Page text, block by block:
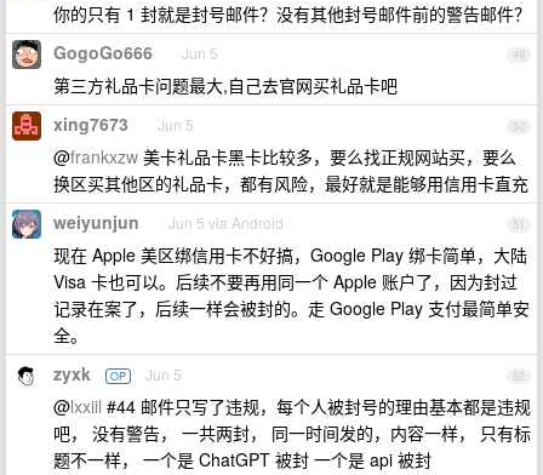
你的只有 1 封就是封号邮件？没有其他封号邮件前的警告邮件？
49
GogoGo666 Jun 5
第三方礼品卡问题最大,自己去官网买礼品卡吧
50
xing7673 Jun 5
@frankxzw 美卡礼品卡黑卡比较多，要么找正规网站买，要么
换区买其他区的礼品卡，都有风险，最好就是能够用信用卡直充
51
weiyunjun Jun 5 via Android
现在 Apple 美区绑信用卡不好搞，Google Play 绑卡简单，大陆
Visa 卡也可以。后续不要再用同一个 Apple 账户了，因为封过
记录在案了，后续一样会被封的。走 Google Play 支付最简单安
全。
52
zyxk OP Jun 5
@lxxiil #44 邮件只写了违规，每个人被封号的理由基本都是违规
吧， 没有警告， 一共两封， 同一时间发的，内容一样， 只有标
题不一样， 一个是 ChatGPT 被封 一个是 api 被封